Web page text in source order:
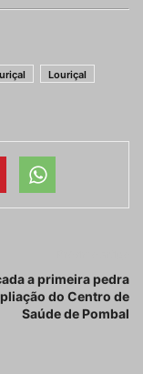
Louriçal
a primeira pedra
do Centro de
Saúde de Pombal